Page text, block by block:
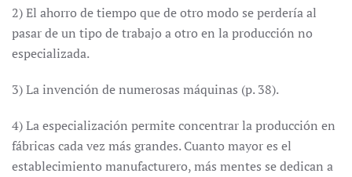
2) El ahorro de tiempo que de otro modo se perdería al
pasar de un tipo de trabajo a otro en la producción no
especializada.
3) La invención de numerosas máquinas (p. 38).
4) La especialización permite concentrar la producción en
fábricas cada vez más grandes. Cuanto mayor es el
establecimiento manufacturero, más mentes se dedican a